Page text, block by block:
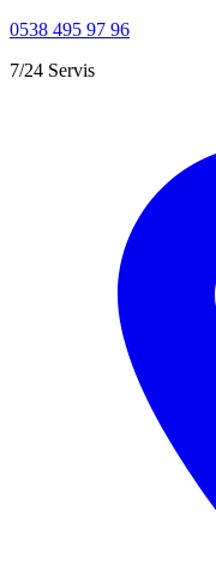
0538 495 97 96
7/24 Servis